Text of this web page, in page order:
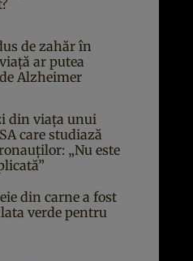
de zahăr în
ar putea
Alzheimer
din viața unui
care studiază
„Nu este
din carne a fost
verde pentru